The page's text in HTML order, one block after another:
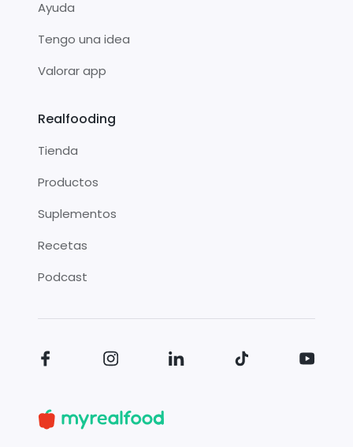
Ayuda
Tengo una idea
Valorar app
Realfooding
Tienda
Productos
Suplementos
Recetas
Podcast